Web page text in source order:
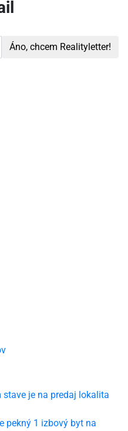
Áno, chcem Realityletter!
je na predaj lokalita
pekný 1 izbový byt na